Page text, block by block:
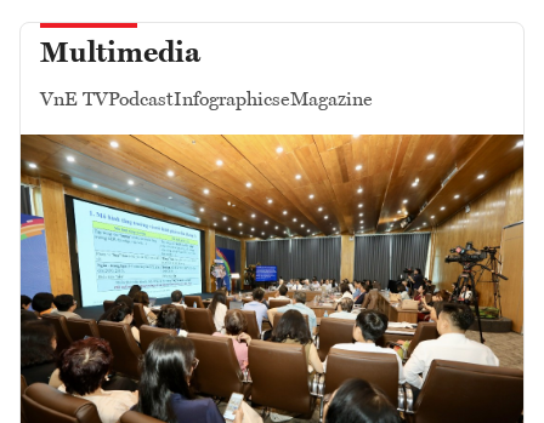
Multimedia
VnE TVPodcastInfographicseMagazine